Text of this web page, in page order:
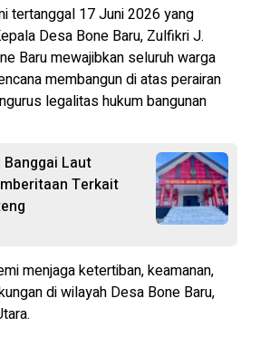
tertanggal 17 Juni 2026 yang
Desa Bone Baru, Zulfikri J.
Baru mewajibkan seluruh warga
membangun di atas perairan
legalitas hukum bangunan
Banggai Laut
Terkait
menjaga ketertiban, keamanan,
di wilayah Desa Bone Baru,